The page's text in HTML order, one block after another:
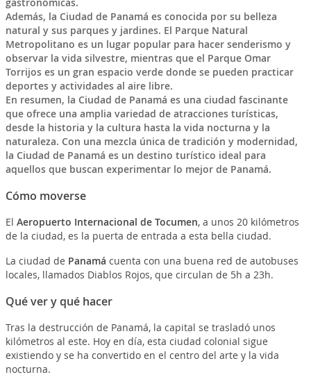
Además, la Ciudad de Panamá es conocida por su belleza
natural y sus parques y jardines. El Parque Natural
Metropolitano es un lugar popular para hacer senderismo y
observar la vida silvestre, mientras que el Parque Omar
Torrijos es un gran espacio verde donde se pueden practicar
deportes y actividades al aire libre.
En resumen, la Ciudad de Panamá es una ciudad fascinante
que ofrece una amplia variedad de atracciones turísticas,
desde la historia y la cultura hasta la vida nocturna y la
naturaleza. Con una mezcla única de tradición y modernidad,
la Ciudad de Panamá es un destino turístico ideal para
aquellos que buscan experimentar lo mejor de Panamá.
Cómo moverse
El Aeropuerto Internacional de Tocumen, a unos 20 kilómetros
de la ciudad, es la puerta de entrada a esta bella ciudad.
La ciudad de Panamá cuenta con una buena red de autobuses
locales, llamados Diablos Rojos, que circulan de 5h a 23h.
Qué ver y qué hacer
Tras la destrucción de Panamá, la capital se trasladó unos
kilómetros al este. Hoy en día, esta ciudad colonial sigue
existiendo y se ha convertido en el centro del arte y la vida
nocturna.